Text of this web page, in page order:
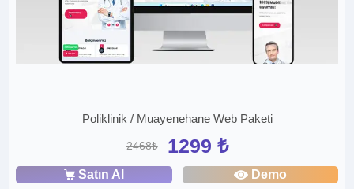
Poliklinik / Muayenehane Web Paketi
2468₺ 1299 ₺
Satın Al Demo